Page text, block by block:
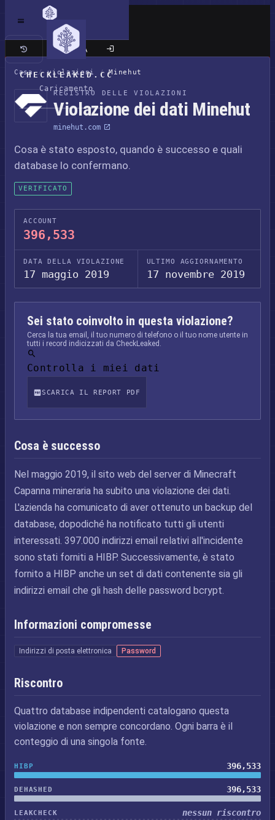
CHECKLEAKED.CC
Caricamento
Sito classico
Casa / violazioni / Minehut
REGISTRO DELLE VIOLAZIONI
Violazione dei dati Minehut
minehut.com
Cosa è stato esposto, quando è successo e quali
database lo confermano.
VERIFICATO
ACCOUNT
396,533
DATA DELLA VIOLAZIONE
17 maggio 2019
ULTIMO AGGIORNAMENTO
17 novembre 2019
Sei stato coinvolto in questa violazione?
Cerca la tua email, il tuo numero di telefono o il tuo nome utente in
tutti i record indicizzati da CheckLeaked.
Controlla i miei dati
SCARICA IL REPORT PDF
Cosa è successo
Nel maggio 2019, il sito web del server di Minecraft
Capanna mineraria ha subito una violazione dei dati.
L'azienda ha comunicato di aver ottenuto un backup del
database, dopodiché ha notificato tutti gli utenti
interessati. 397.000 indirizzi email relativi all'incidente
sono stati forniti a HIBP. Successivamente, è stato
fornito a HIBP anche un set di dati contenente sia gli
indirizzi email che gli hash delle password bcrypt.
Informazioni compromesse
Indirizzi di posta elettronica Password
Riscontro
Quattro database indipendenti catalogano questa
violazione e non sempre concordano. Ogni barra è il
conteggio di una singola fonte.
HIBP 396,533
DEHASHED 396,533
LEAKCHECK nessun riscontro